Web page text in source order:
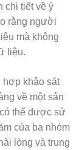
chi tiết về ý
rằng người
mà không
liệu.
hợp khảo sát
về một sản
thể được sử
của ba nhóm
lòng và trung